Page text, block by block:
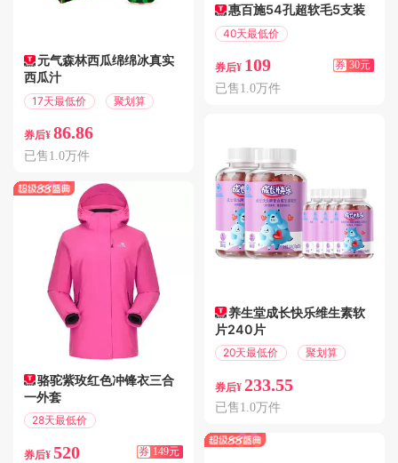
元气森林西瓜绵绵冰真实
西瓜汁
17天最低价 聚划算
券后¥ 86.86
已售1.0万件
骆驼紫玫红色冲锋衣三合
一外套
28天最低价
券后¥ 520 券 149元
惠百施54孔超软毛5支装
40天最低价
券后¥ 109 券 30元
已售1.0万件
养生堂成长快乐维生素软
片240片
20天最低价 聚划算
券后¥ 233.55
已售1.0万件